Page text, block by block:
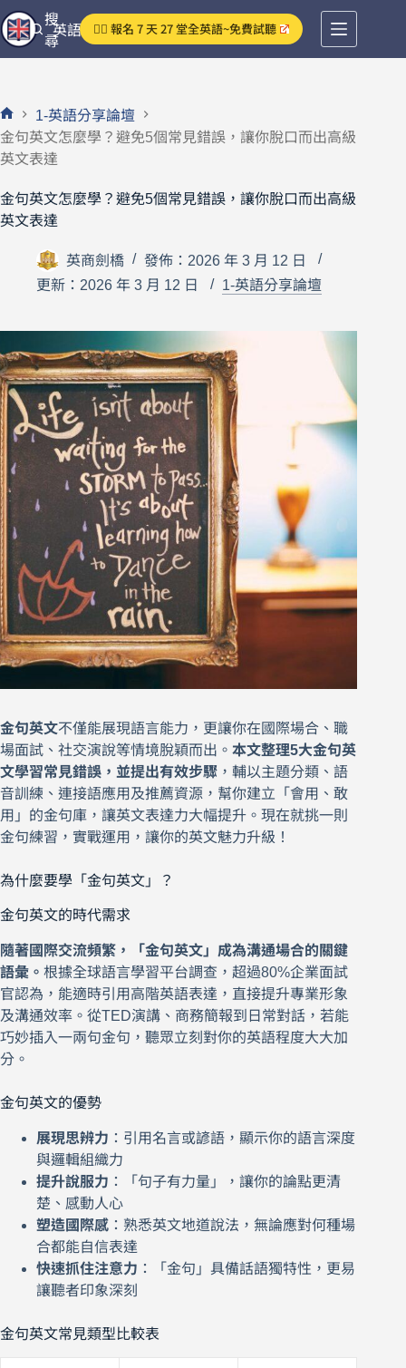
跳
至
主
容
英語分享論壇
搜
尋
👉🏻 報名 7 天 27 堂全英語~免費試聽
首
頁
1-英語分享論壇
金句英文怎麼學？避免5個常見錯誤，讓你脫口而出高級
英文表達
金句英文怎麼學？避免5個常見錯誤，讓你脫口而出高級
英文表達
英商劍橋
發佈：2026 年 3 月 12 日
更新：2026 年 3 月 12 日
1-英語分享論壇
金句英文不僅能展現語言能力，更讓你在國際場合、職
場面試、社交演說等情境脫穎而出。 本文整理5大金句英
文學習常見錯誤，並提出有效步驟 ，輔以主題分類、語
音訓練、連接語應用及推薦資源，幫你建立「會用、敢
用」的金句庫，讓英文表達力大幅提升。現在就挑一則
金句練習，實戰運用，讓你的英文魅力升級！
為什麼要學「金句英文」？
金句英文的時代需求
隨著國際交流頻繁，「金句英文」成為溝通場合的關鍵
語彙。 根據全球語言學習平台調查，超過80%企業面試
官認為，能適時引用高階英語表達，直接提升專業形象
及溝通效率。從TED演講、商務簡報到日常對話，若能
巧妙插入一兩句金句，聽眾立刻對你的英語程度大大加
分。
金句英文的優勢
展現思辨力 ：引用名言或諺語，顯示你的語言深度
與邏輯組織力
提升說服力 ：「句子有力量」，讓你的論點更清
楚、感動人心
塑造國際感 ：熟悉英文地道說法，無論應對何種場
合都能自信表達
快速抓住注意力 ：「金句」具備話語獨特性，更易
讓聽者印象深刻
金句英文常見類型比較表